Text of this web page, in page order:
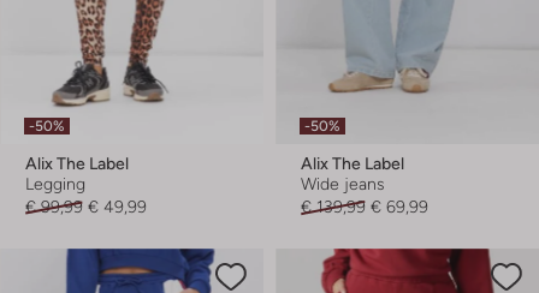
-50%
Alix The Label
Legging
€ 99,99 € 49,99
-50%
Alix The Label
Wide jeans
€ 139,99 € 69,99